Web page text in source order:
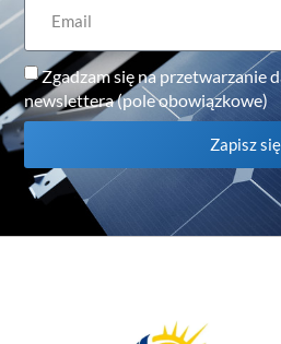
Zgadzam się na przetwarzanie
newslettera (pole obowiązkowe)
Zapisz się